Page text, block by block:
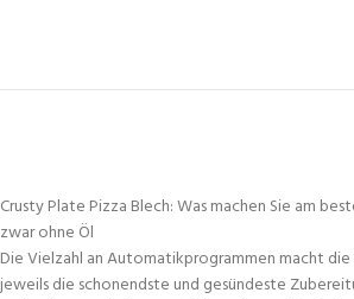
Crusty Plate Pizza Blech: Was machen Sie am
zwar ohne Öl
Die Vielzahl an Automatikprogrammen macht
jeweils die schonendste und gesündeste